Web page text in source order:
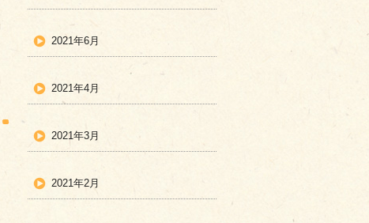
2021年6月
2021年4月
2021年3月
2021年2月